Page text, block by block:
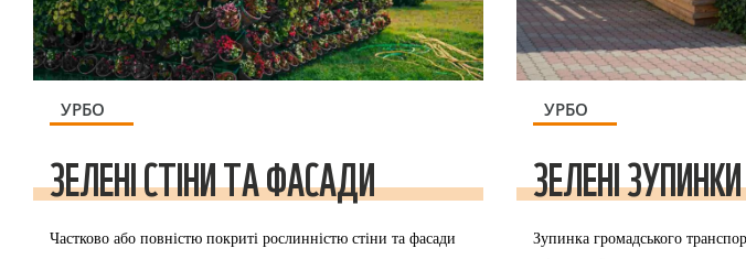
УРБО
ЗЕЛЕНІ СТІНИ ТА ФАСАДИ
Частково або повністю покриті рослинністю стіни та фасади
УРБО
ЗЕЛЕНІ ЗУПИНКИ
Зупинка громадського